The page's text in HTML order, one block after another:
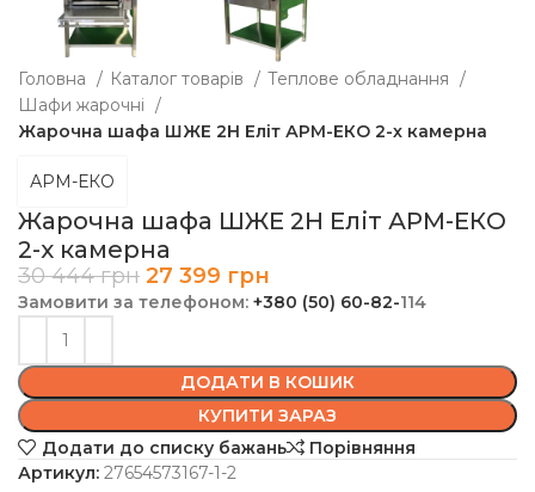
Головна Каталог товарів
Теплове обладнання
Шафи жарочні
Жарочна шафа ШЖЕ 2Н Еліт АРМ-ЕКО 2-х камерна
Жарочна шафа ШЖЕ 2Н Еліт АРМ-ЕКО
2-х камерна
АРМ-ЕКО
30 444грн 27 399 грн
Замовити за телефоном: +380 (50) 60-82-114
ДОДАТИ В КОШИК
КУПИТИ ЗАРАЗ
Додати до списку бажань
Порівняння
Артикул: 27654573167-1-2